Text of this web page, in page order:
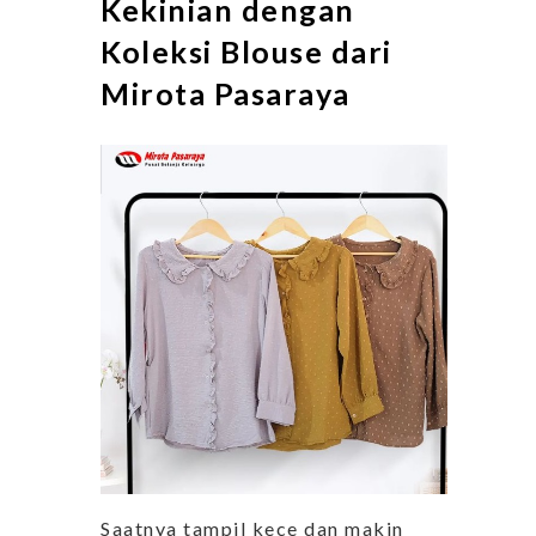
Kekinian dengan
Koleksi Blouse dari
Mirota Pasaraya
Saatnya tampil kece dan makin